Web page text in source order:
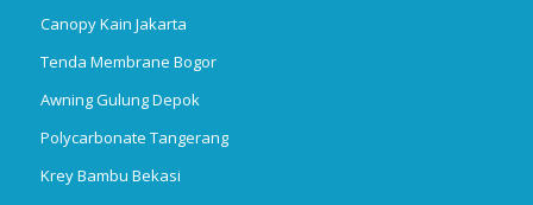
Canopy Kain Jakarta
Tenda Membrane Bogor
Awning Gulung Depok
Polycarbonate Tangerang
Krey Bambu Bekasi